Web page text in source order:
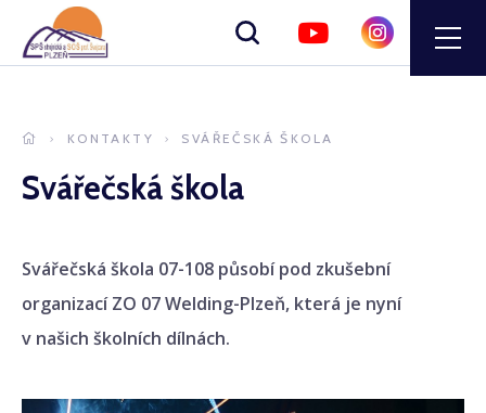
Zobrazit
KONTAKTY SVÁŘEČSKÁ ŠKOLA
Svářečská škola
Svářečská škola 07-108 působí pod zkušební
organizací ZO 07 Welding-Plzeň, která je nyní
v našich školních dílnách.